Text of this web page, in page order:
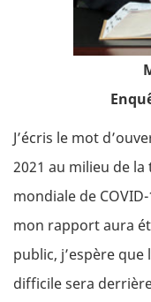
J’écris le mot
2021 au milieu de
mondiale de
mon rapport aura
public, j’espère
difficile sera